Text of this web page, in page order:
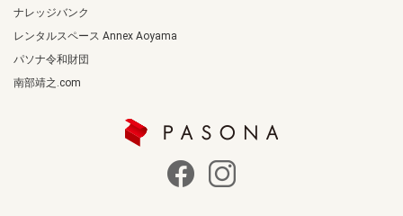
ナレッジバンク
レンタルスペース Annex Aoyama
パソナ令和財団
南部靖之.com